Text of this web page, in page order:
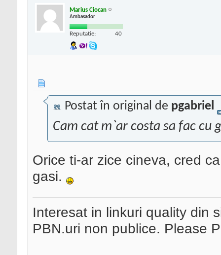
Marius Ciocan
Ambasador
Reputatie: 40
Postat în original de pgabriel
Cam cat m`ar costa sa fac cu
Orice ti-ar zice cineva, cred
gasi.
Interesat in linkuri quality din
PBN.uri non publice. Please